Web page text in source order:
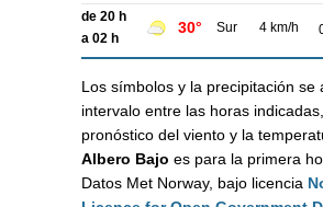
de 20 h
a 02 h
30° Sur 4 km/h
Los símbolos y la precipitación se
intervalo entre las horas
pronóstico del viento y la
Albero Bajo es para la primera
Datos Met Norway, bajo licencia